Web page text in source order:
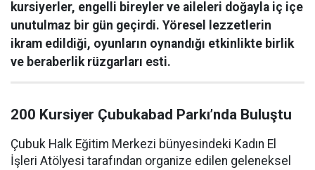
kursiyerler, engelli bireyler ve aileleri doğayla iç içe
unutulmaz bir gün geçirdi. Yöresel lezzetlerin
ikram edildiği, oyunların oynandığı etkinlikte birlik
ve beraberlik rüzgarları esti.
200 Kursiyer Çubukabad Parkı’nda Buluştu
Çubuk Halk Eğitim Merkezi bünyesindeki Kadın El
İşleri Atölyesi tarafından organize edilen geleneksel